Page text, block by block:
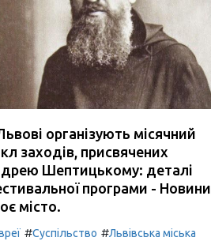
організують місячний
заходів, присвячених
Шептицькому: деталі
програми - Новини
місто.
#Суспільство #Львівська міська